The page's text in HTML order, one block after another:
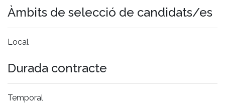
Àmbits de selecció de candidats/es
Local
Durada contracte
Temporal